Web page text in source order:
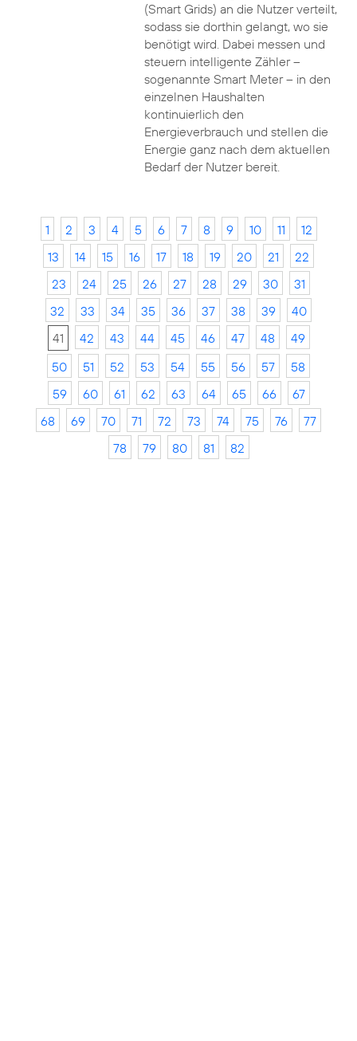
(Smart Grids) an die Nutzer verteilt,
sodass sie dorthin gelangt, wo sie
benötigt wird. Dabei messen und
steuern intelligente Zähler –
sogenannte Smart Meter – in den
einzelnen Haushalten
kontinuierlich den
Energieverbrauch und stellen die
Energie ganz nach dem aktuellen
Bedarf der Nutzer bereit.
1 2 3 4 5 6 7 8 9 10 11
12
13
14 15 16 17 18 19 20 21
22
23
24 25 26 27 28 29 30
31
32
33 34 35 36 37 38 39
40
41
42 43 44 45 46 47 48
49
50
51 52 53 54 55 56 57
58
59
60 61 62 63 64 65 66
67
68
69 70 71 72 73 74 75 76
77
78
79 80 81 82